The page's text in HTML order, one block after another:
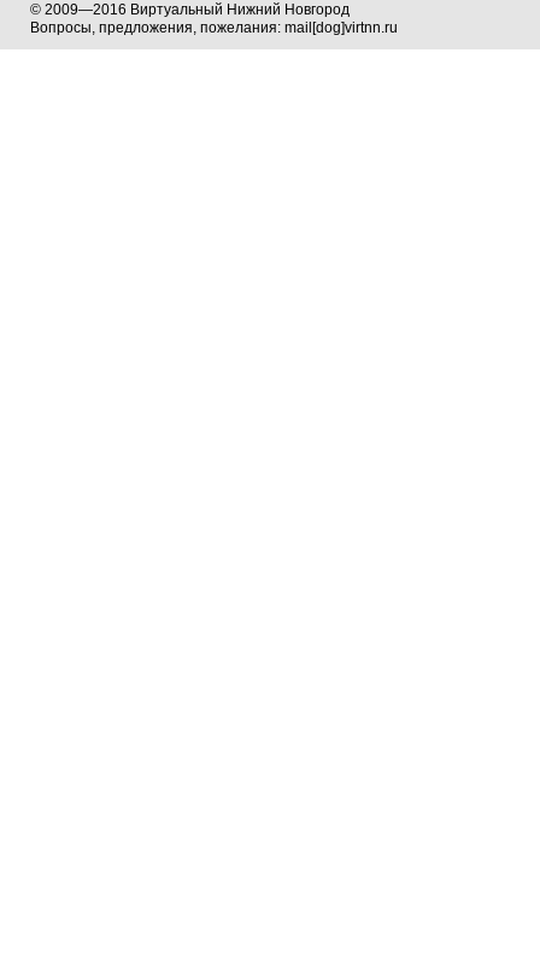
© 2009—2016 Виртуальный Нижний Новгород
Вопросы, предложения, пожелания: mail[dog]virtnn.ru